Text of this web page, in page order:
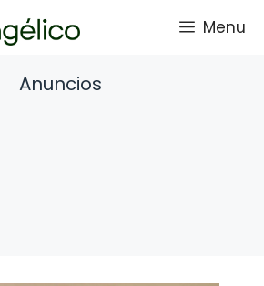
Menu
Anuncios